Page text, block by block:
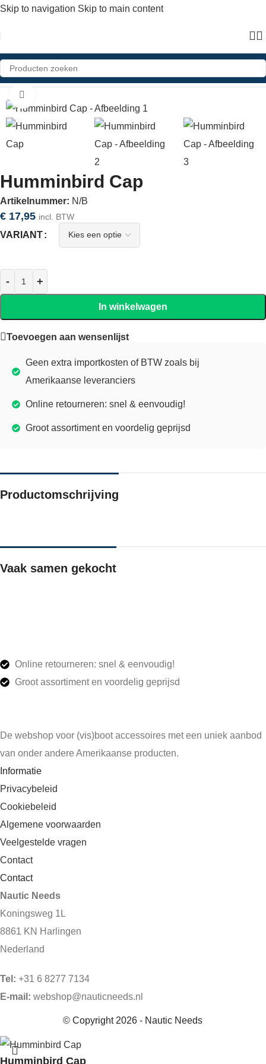
Skip to navigation Skip to main content
Home»Shop»Humminbird Cap
Humminbird Cap
Artikelnummer: N/B
€ 17,95 incl. BTW
VARIANT
In winkelwagen
Toevoegen aan wensenlijst
Geen extra importkosten of BTW zoals bij
Amerikaanse leveranciers
Online retourneren: snel & eenvoudig!
Groot assortiment en voordelig geprijsd
Productomschrijving
Vaak samen gekocht
Online retourneren: snel & eenvoudig!
Groot assortiment en voordelig geprijsd
De webshop voor (vis)boot accessoires met een uniek aanbod
van onder andere Amerikaanse producten.
Informatie
Privacybeleid
Cookiebeleid
Algemene voorwaarden
Veelgestelde vragen
Contact
Contact
Nautic Needs
Koningsweg 1L
8861 KN Harlingen
Nederland
Tel: +31 6 8277 7134
E-mail: webshop@nauticneeds.nl
© Copyright 2026 - Nautic Needs
Humminbird Cap